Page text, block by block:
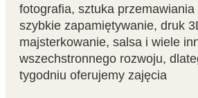
fotografia, sztuka przemawiania
szybkie zapamiętywanie, druk
majsterkowanie, salsa i wiele
wszechstronnego rozwoju,
tygodniu oferujemy zajęcia